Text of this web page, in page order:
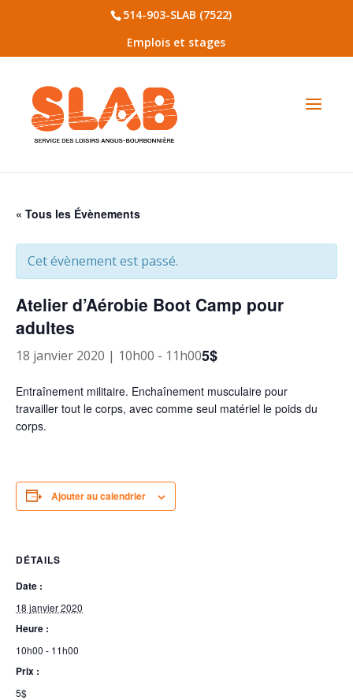
514-903-SLAB (7522)
Emplois et stages
« Tous les Évènements
Cet évènement est passé.
Atelier d’Aérobie Boot Camp pour
adultes
18 janvier 2020 | 10h00 - 11h005$
Entraînement militaire. Enchaînement musculaire pour
travailler tout le corps, avec comme seul matériel le poids du
corps.
Ajouter au calendrier
DÉTAILS
Date :
18 janvier 2020
Heure :
10h00 - 11h00
Prix :
5$